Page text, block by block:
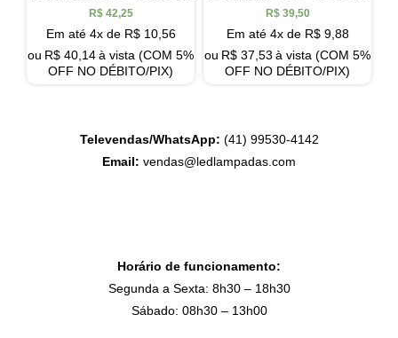
R$42,25
Em até 4x de R$10,56
ou R$ 40,14à vista (COM 5%
OFF NO DÉBITO/PIX)
R$39,50
Em até 4x de R$9,88
ou R$ 37,53 à vista (COM 5%
OFF NO DÉBITO/PIX)
Televendas/WhatsApp: (41) 99530-4142
Email: vendas@ledlampadas.com
Horário de funcionamento:
Segunda a Sexta: 8h30 – 18h30
Sábado: 08h30 – 13h00